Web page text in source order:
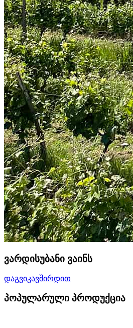
ვარდისუბანი ვაინს
დაგვიკავშირდით
პოპულარული პროდუქცია